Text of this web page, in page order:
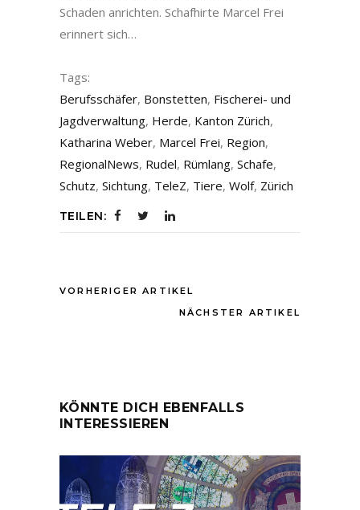
Schaden anrichten. Schafhirte Marcel Frei
erinnert sich…
Tags:
Berufsschäfer, Bonstetten, Fischerei- und
Jagdverwaltung, Herde, Kanton Zürich,
Katharina Weber, Marcel Frei, Region,
RegionalNews, Rudel, Rümlang, Schafe,
Schutz, Sichtung, TeleZ, Tiere, Wolf, Zürich
TEILEN:
VORHERIGER ARTIKEL
NÄCHSTER ARTIKEL
KÖNNTE DICH EBENFALLS
INTERESSIEREN